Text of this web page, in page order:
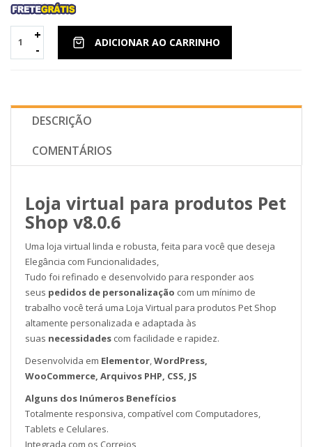
-
+ ADICIONAR AO CARRINHO
DESCRIÇÃO
COMENTÁRIOS
Loja virtual para produtos Pet
Shop v8.0.6
Uma loja virtual linda e robusta, feita para você que deseja
Elegância com Funcionalidades,
Tudo foi refinado e desenvolvido para responder aos
seus pedidos de personalização com um mínimo de
trabalho você terá uma Loja Virtual para produtos Pet Shop
altamente personalizada e adaptada às
suas necessidades com facilidade e rapidez.
Desenvolvida em Elementor,WordPress,
WooCommerce, Arquivos PHP, CSS, JS
Alguns dos Inúmeros Benefícios
Totalmente responsiva, compatível com Computadores,
Tablets e Celulares.
Integrada com os Correios